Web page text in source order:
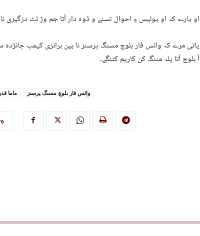
او پارے کہ او پولیس ءِ احوال تسنے و ڈوہ دار آتا جم وڑ ئٹ دزگیری
یاتی مرے کہ وائس فار بلوچ مسنگ پرسنز نا بین برانزی کیمپ چانڑدہ
آ بلوچ آتا یلہ مننگ کن کاریم کننگے۔
ماما وائس فار بلوچ مسنگ پرسنز